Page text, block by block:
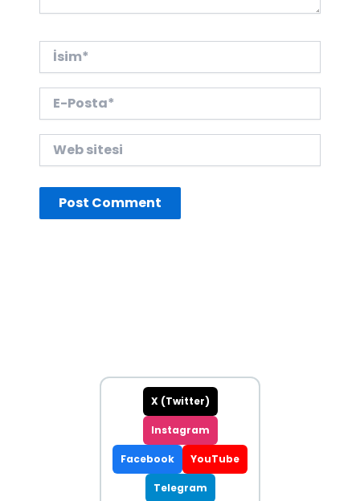
İsim*
Posta*
sitesi
X (Twitter)
Instagram
Facebook YouTube
Telegram